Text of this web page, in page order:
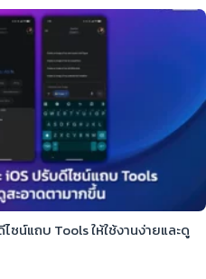
น์แถบ Tools ให้ใช้งานง่ายและดู